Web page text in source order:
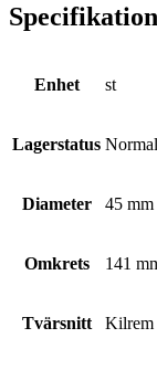
Specifikation
Enhet st
Lagerstatus
Diameter 45 mm
Omkrets 141
Tvärsnitt Kilrem